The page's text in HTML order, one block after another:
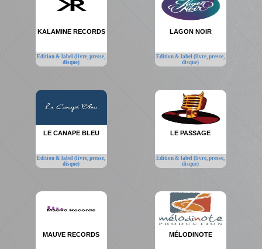
KALAMINE RECORDS
Edition & label (livre, presse,
disque)
LAGON NOIR
Edition & label (livre, presse,
disque)
LE CANAPE BLEU
Edition & label (livre, presse,
disque)
LE PASSAGE
Edition & label (livre, presse,
disque)
MAUVE RECORDS MÉLODINOTE